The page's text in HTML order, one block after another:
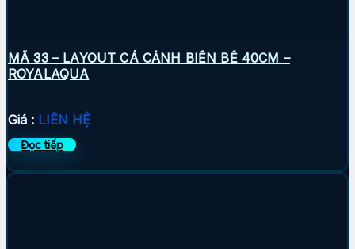
MÃ 33 – LAYOUT CÁ CẢNH BIỂN BỂ 40CM –
ROYALAQUA
Giá : LIÊN HỆ
Đọc tiếp